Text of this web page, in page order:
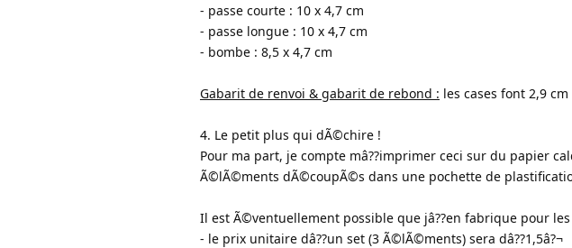
- passe courte : 10 x 4,7 cm
- passe longue : 10 x 4,7 cm
- bombe : 8,5 x 4,7 cm
Gabarit de renvoi & gabarit de rebond : les cases font 2,9 cm
4. Le petit plus qui dÃ©chire !
Pour ma part, je compte mâ??imprimer ceci sur du papier
Ã©lÃ©ments dÃ©coupÃ©s dans une pochette de
Il est Ã©ventuellement possible que jâ??en fabrique pour
- le prix unitaire dâ??un set (3 Ã©lÃ©ments) sera dâ??1,5â?¬